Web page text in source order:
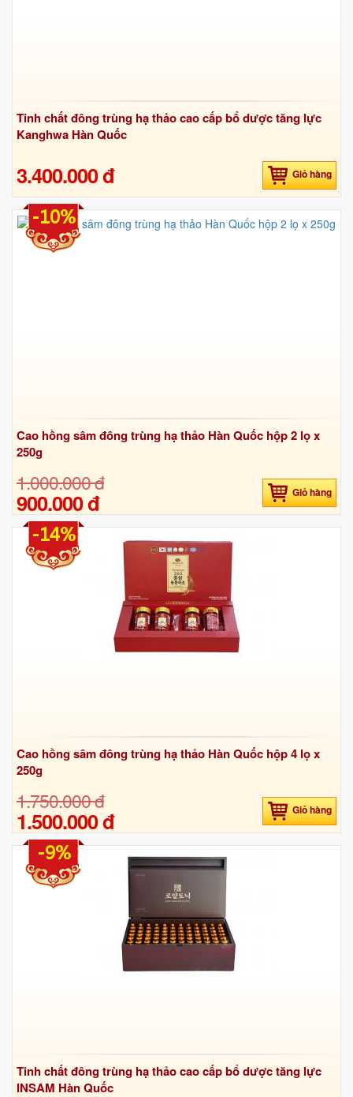
Tinh chất đông trùng hạ thảo cao cấp bổ dược tăng lực
Kanghwa Hàn Quốc
3.400.000 đ Giỏ hàng
Cao hồng sâm đông trùng hạ thảo Hàn Quốc hộp 2 lọ x
250g
1.000.000 đ
900.000 đ Giỏ hàng
-10%
Cao hồng sâm đông trùng hạ thảo Hàn Quốc hộp 4 lọ x
250g
1.750.000 đ
1.500.000 đ Giỏ hàng
-14%
Tinh chất đông trùng hạ thảo cao cấp bổ dược tăng lực
INSAM Hàn Quốc
-9%